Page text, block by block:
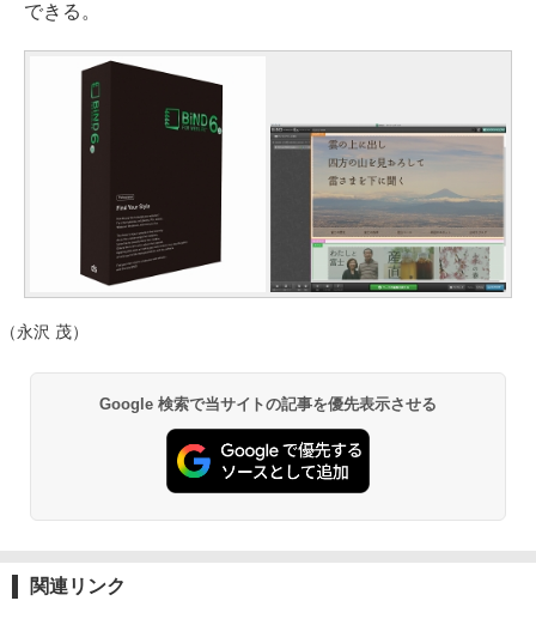
できる。
（永沢 茂）
Google 検索で当サイトの記事を優先表示させる
関連リンク